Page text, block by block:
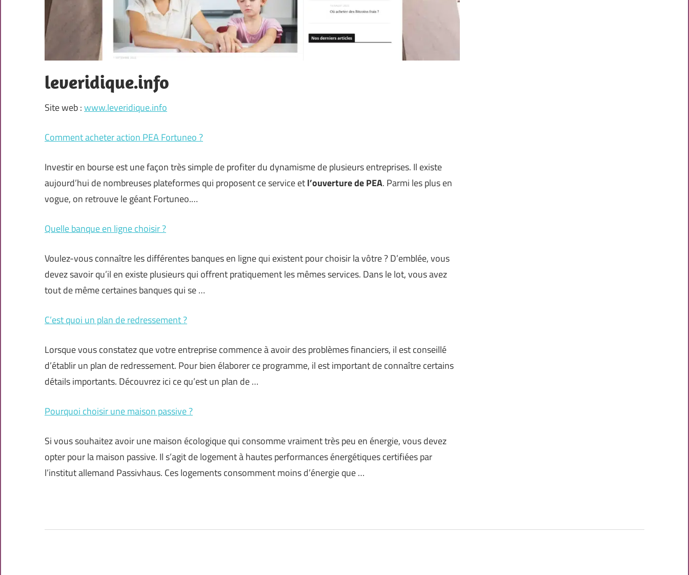
leveridique.info
Site web :www.leveridique.info
Comment acheter action PEA Fortuneo ?
Investir en bourse est une façon très simple de profiter du dynamisme de plusieurs entreprises. Il existe
aujourd’hui de nombreuses plateformes qui proposent ce service etl’ouverture de PEA. Parmi les plus en
vogue, on retrouve le géant Fortuneo.…
Quelle banque en ligne choisir ?
Voulez-vous connaître les différentes banques en ligne qui existent pour choisir la vôtre ? D’emblée, vous
devez savoir qu’il en existe plusieurs qui offrent pratiquement les mêmes services. Dans le lot, vous avez
tout de même certaines banques qui se …
C’est quoi un plan de redressement ?
Lorsque vous constatez que votre entreprise commence à avoir des problèmes financiers, il est conseillé
d’établir un plan de redressement. Pour bien élaborer ce programme, il est important de connaître certains
détails importants. Découvrez ici ce qu’est un plan de …
Pourquoi choisir une maison passive ?
Si vous souhaitez avoir une maison écologique qui consomme vraiment très peu en énergie, vous devez
opter pour la maison passive. Il s’agit de logement à hautes performances énergétiques certifiées par
l’institut allemand Passivhaus. Ces logements consomment moins d’énergie que …